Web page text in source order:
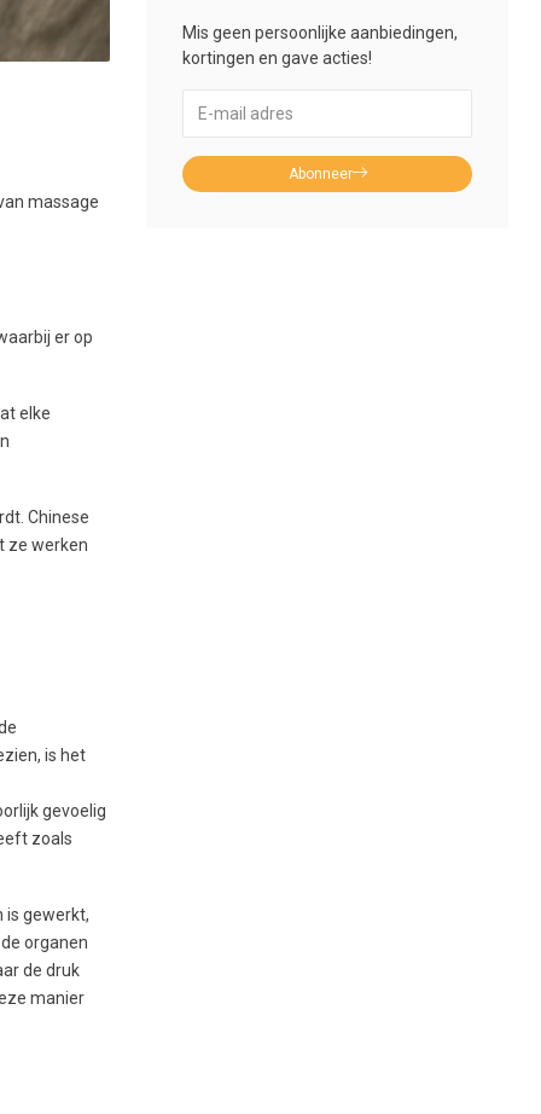
massage
er op
elke
Chinese
ze werken
is het
gevoelig
zoals
is gewerkt,
organen
de druk
manier
Mis geen persoonlijke aanbiedingen,
kortingen en gave acties!
Abonneer